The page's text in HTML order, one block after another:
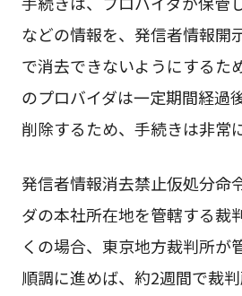
などの情報を、発信者情報開
で消去できないようにするた
のプロバイダは一定期間経過
削除するため、手続きは非常
発信者情報消去禁止仮処分命
ダの本社所在地を管轄する裁
くの場合、東京地方裁判所が
順調に進めば、約2週間で裁